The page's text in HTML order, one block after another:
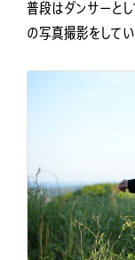
普段はダンサーとし
の写真撮影をしてい